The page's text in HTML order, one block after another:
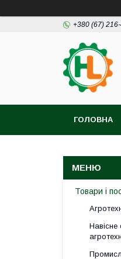
+380 (67)
ГОЛОВНА
Товари і